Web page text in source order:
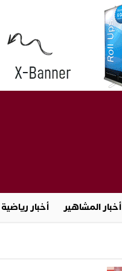
أخبار المشاهير أخبار رياضية